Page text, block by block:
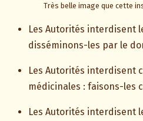
Très belle image que cette
Les Autorités interdisent
disséminons-les par le
Les Autorités interdisent
médicinales : faisons-les
Les Autorités interdisent